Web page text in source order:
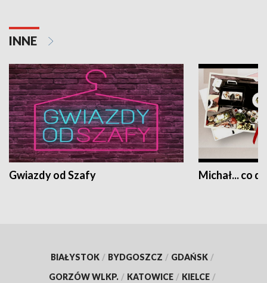
INNE
Gwiazdy od Szafy Michał... co
BIAŁYSTOK / BYDGOSZCZ / GDAŃSK /
GORZÓW WLKP. / KATOWICE / KIELCE /